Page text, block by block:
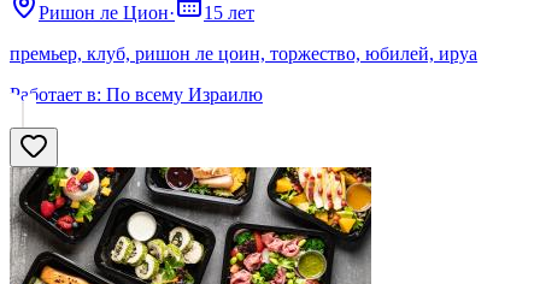
Ришон ле Цион·
15 лет
премьер, клуб, ришон ле цоин, торжество, юбилей, ируа
Работает в: По всему Израилю